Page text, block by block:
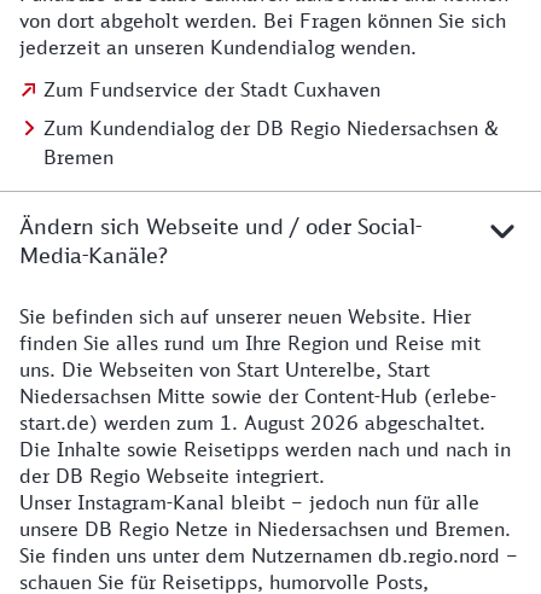
von dort abgeholt werden. Bei Fragen können Sie sich
jederzeit an unseren Kundendialog wenden.
Zum Fundservice der Stadt Cuxhaven
Zum Kundendialog der DB Regio Niedersachsen &
Bremen
Ändern sich Webseite und / oder Social-
Media-Kanäle?
Details zur Website
Sie befinden sich auf unserer neuen Website. Hier
finden Sie alles rund um Ihre Region und Reise mit
uns. Die Webseiten von Start Unterelbe, Start
Niedersachsen Mitte sowie der Content-Hub (erlebe-
start.de) werden zum 1. August 2026 abgeschaltet.
Die Inhalte sowie Reisetipps werden nach und nach in
der DB Regio Webseite integriert.
Unser Instagram-Kanal bleibt – jedoch nun für alle
unsere DB Regio Netze in Niedersachsen und Bremen.
Sie finden uns unter dem Nutzernamen db.regio.nord –
schauen Sie für Reisetipps, humorvolle Posts,